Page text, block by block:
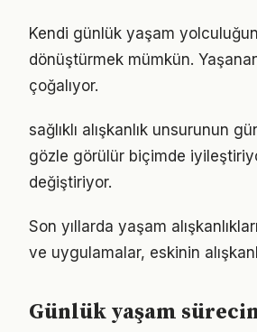
Kendi günlük yaşam
dönüştürmek mümkün.
çoğalıyor.
sağlıklı alışkanlık unsurunun
gözle görülür biçimde
değiştiriyor.
Son yıllarda yaşam
ve uygulamalar, eskinin
Günlük yaşam